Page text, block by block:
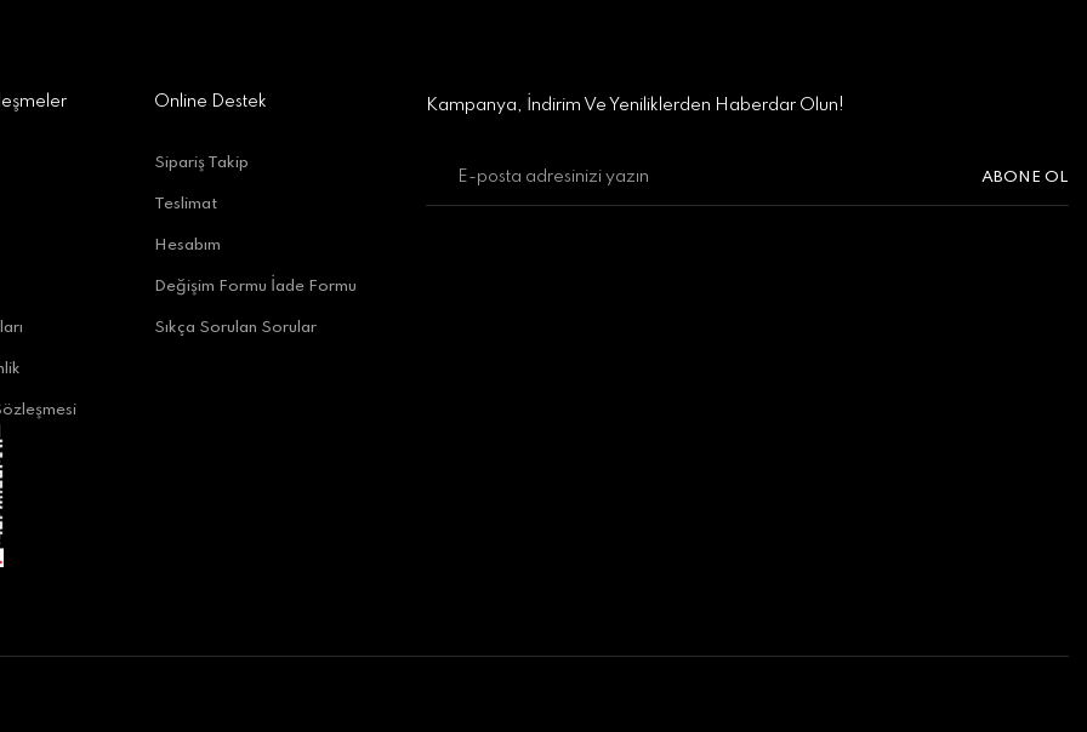
Antalya
Online Destek
Sipariş Takip
Teslimat
Hesabım
Değişim Formu İade Formu
Sıkça Sorulan Sorular
Kampanya, İndirim Ve Yeniliklerden Haberdar Olun!
ABONE OL